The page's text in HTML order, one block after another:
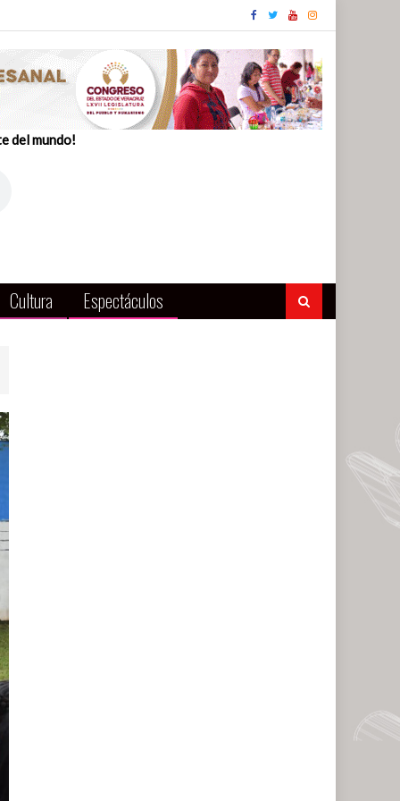
del mundo!
Cultura Espectáculos